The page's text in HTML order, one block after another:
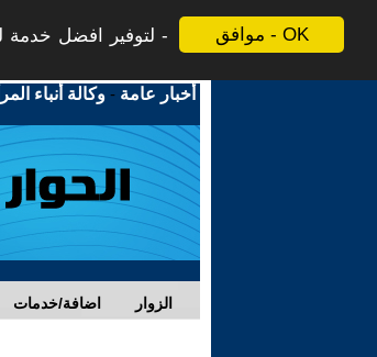
موافق - OK
لتوفير افضل خدمة
أخبار عامة -وكالة أنباء
اضافة/خدمات الزوار